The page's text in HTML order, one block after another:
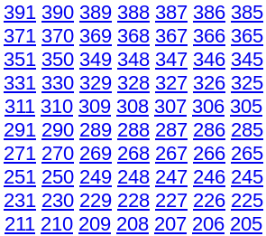
391 390 389 388 387 386 385
371 370 369 368 367 366 365
351 350 349 348 347 346 345
331 330 329 328 327 326 325
311 310 309 308 307 306 305
291 290 289 288 287 286 285
271 270 269 268 267 266 265
251 250 249 248 247 246 245
231 230 229 228 227 226 225
211 210 209 208 207 206 205